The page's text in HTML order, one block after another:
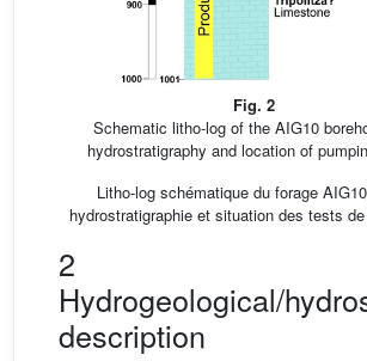
Fig. 2
Schematic litho-log of the AIG10
hydrostratigraphy and location of
Litho-log schématique du forage
hydrostratigraphie et situation des tests
2
Hydrogeological/
description